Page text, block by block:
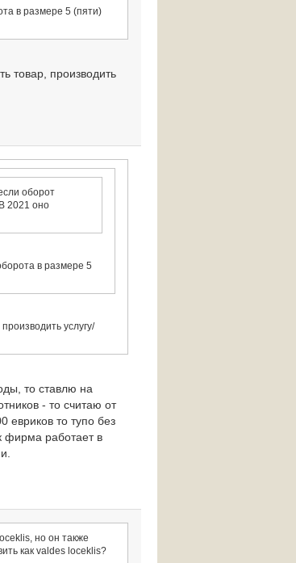
в размере 5 (пяти)
товар, производить
оборот
2021 оно
в размере 5
услугу/
то ставлю на
- то считаю от
евриков то тупо без
фирма работает в
но он также
как valdes loceklis?